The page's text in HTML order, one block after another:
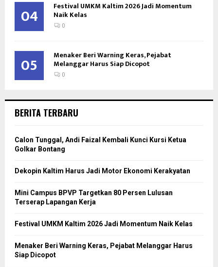
04 Festival UMKM Kaltim 2026 Jadi Momentum
Naik Kelas
0
05 Menaker Beri Warning Keras, Pejabat
Melanggar Harus Siap Dicopot
0
BERITA TERBARU
Calon Tunggal, Andi Faizal Kembali Kunci Kursi Ketua
Golkar Bontang
Dekopin Kaltim Harus Jadi Motor Ekonomi Kerakyatan
Mini Campus BPVP Targetkan 80 Persen Lulusan
Terserap Lapangan Kerja
Festival UMKM Kaltim 2026 Jadi Momentum Naik Kelas
Menaker Beri Warning Keras, Pejabat Melanggar Harus
Siap Dicopot